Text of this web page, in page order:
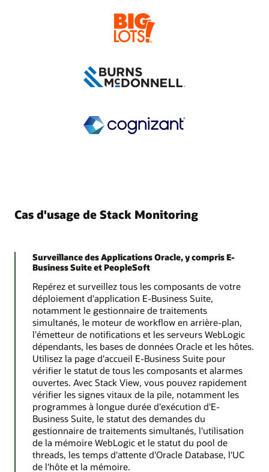
Cas d'usage de Stack Monitoring
Surveillance des Applications Oracle, y compris E-
Business Suite et PeopleSoft
Repérez et surveillez tous les composants de votre
déploiement d'application E-Business Suite,
notamment le gestionnaire de traitements
simultanés, le moteur de workflow en arrière-plan,
l'émetteur de notifications et les serveurs WebLogic
dépendants, les bases de données Oracle et les hôtes.
Utilisez la page d'accueil E-Business Suite pour
vérifier le statut de tous les composants et alarmes
ouvertes. Avec Stack View, vous pouvez rapidement
vérifier les signes vitaux de la pile, notamment les
programmes à longue durée d'exécution d'E-
Business Suite, le statut des demandes du
gestionnaire de traitements simultanés, l'utilisation
de la mémoire WebLogic et le statut du pool de
threads, les temps d'attente d'Oracle Database, l'UC
de l'hôte et la mémoire.